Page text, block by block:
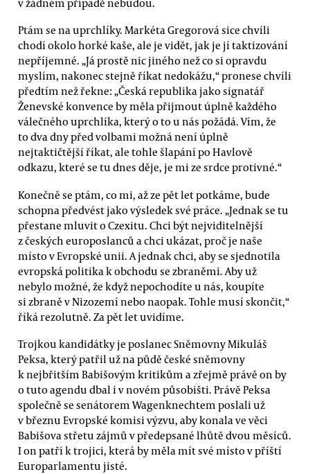
v žádném případě nebudou.
Ptám se na uprchlíky. Markéta Gregorová sice chvíli
chodí okolo horké kaše, ale je vidět, jak je jí taktizování
nepříjemné. „Já prostě nic jiného než co si opravdu
myslím, nakonec stejně říkat nedokážu,“ pronese chvíli
předtím než řekne: „Česká republika jako signatář
Ženevské konvence by měla přijmout úplně každého
válečného uprchlíka, který o to u nás požádá. Vím, že
to dva dny před volbami možná není úplně
nejtaktičtější říkat, ale tohle šlapání po Havlově
odkazu, které se tu dnes děje, je mi ze srdce protivné.“
Konečně se ptám, co mi, až ze pět let potkáme, bude
schopna předvést jako výsledek své práce. „Jednak se tu
přestane mluvit o Czexitu. Chci být nejviditelnější
z českých europoslanců a chci ukázat, proč je naše
místo v Evropské unii. A jednak chci, aby se sjednotila
evropská politika k obchodu se zbraněmi. Aby už
nebylo možné, že když nepochodíte u nás, koupíte
si zbraně v Nizozemí nebo naopak. Tohle musí skončit,“
říká rezolutně. Za pět let uvidíme.
Trojkou kandidátky je poslanec Sněmovny Mikuláš
Peksa, který patřil už na půdě české sněmovny
k nejbřitším Babišovým kritikům a zřejmě právě on by
o tuto agendu dbal i v novém působišti. Právě Peksa
společně se senátorem Wagenknechtem poslali už
v březnu Evropské komisi výzvu, aby konala ve věci
Babišova střetu zájmů v předepsané lhůtě dvou měsíců.
I on patří k trojici, která by měla mít své místo v příští
Europarlamentu jisté.